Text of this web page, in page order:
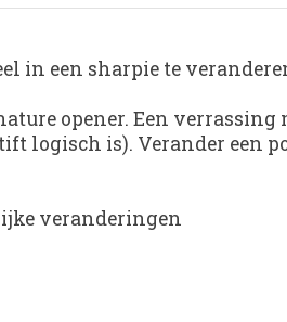
in een sharpie te
opener. Een
logisch is). Verander een
veranderingen